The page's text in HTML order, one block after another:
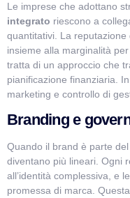
Le imprese che adottano
integrato riescono a
quantitativi. La
insieme alla marginalità
tratta di un approccio che
pianificazione finanziaria.
marketing e controllo di
Branding e
Quando il brand è parte
diventano più lineari. Ogni
all’identità complessiva, e
promessa di marca.